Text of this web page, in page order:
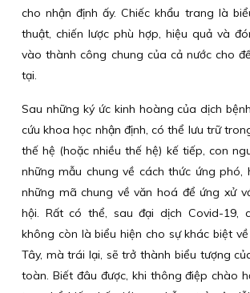
cho nhận định ấy. Chiếc khẩu trang là
thuật, chiến lược phù hợp, hiệu quả và
vào thành công chung của cả nước cho
tại.
Sau những ký ức kinh hoàng của dịch
cứu khoa học nhận định, có thể lưu trữ
thế hệ (hoặc nhiều thế hệ) kế tiếp, con
những mẫu chung về cách thức ứng phó,
những mã chung về văn hoá để ứng xử
hội. Rất có thể, sau đại dịch Covid-19,
không còn là biểu hiện cho sự khác biệt
Tây, mà trái lại, sẽ trở thành biểu tượng
toàn. Biết đâu được, khi thông điệp chào